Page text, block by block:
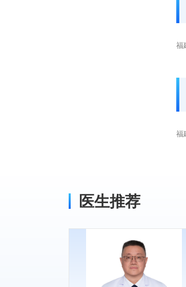
福
福
医生推荐
专长：
精神分裂症、情绪障碍、物